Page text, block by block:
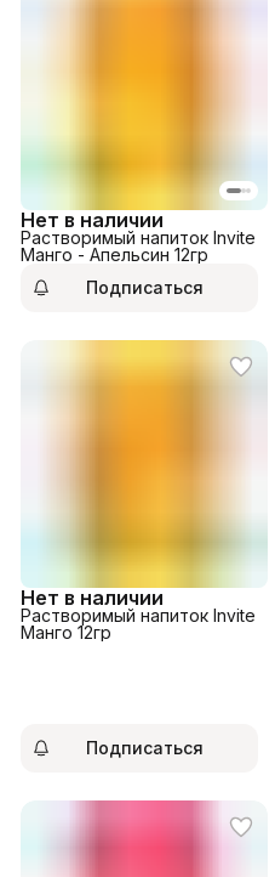
Нет в наличии
Растворимый напиток Invite
Манго - Апельсин 12гр
Подписаться
Нет в наличии
Растворимый напиток Invite
Манго 12гр
Подписаться